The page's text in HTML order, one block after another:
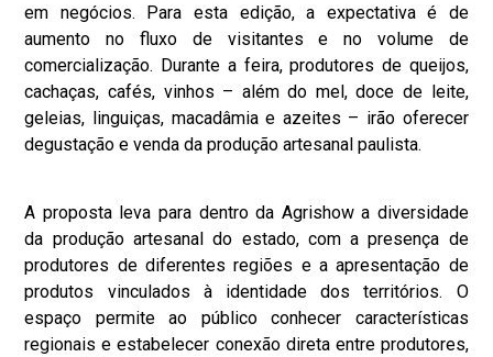
em negócios. Para esta edição, a expectativa é de
aumento no fluxo de visitantes e no volume de
comercialização. Durante a feira, produtores de queijos,
cachaças, cafés, vinhos – além do mel, doce de leite,
geleias, linguiças, macadâmia e azeites – irão oferecer
degustação e venda da produção artesanal paulista.
A proposta leva para dentro da Agrishowa diversidade
da produção artesanal do estado, com a presença de
produtores de diferentes regiões e a apresentação de
produtos vinculados à identidade dos territórios. O
espaço permite ao público conhecer características
regionais e estabelecer conexão direta entre produtores,